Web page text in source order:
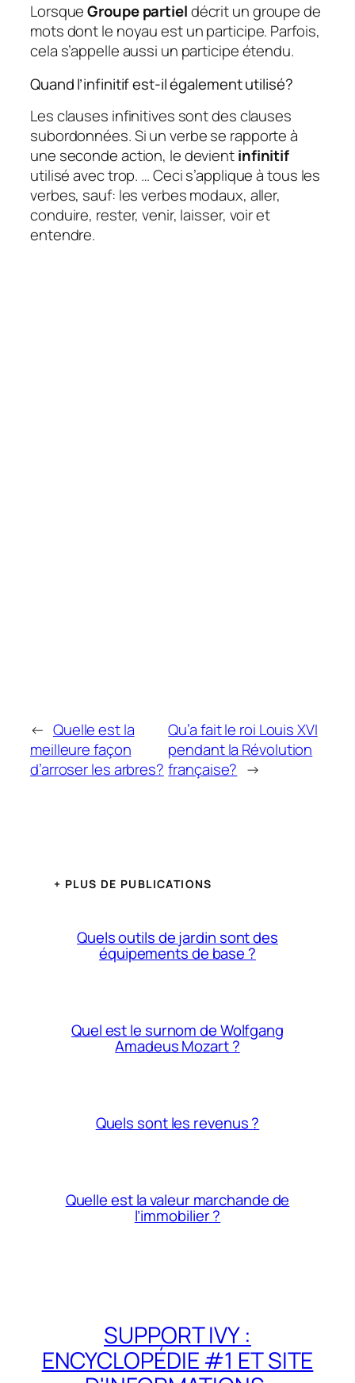
LorsqueGroupe partieldécrit un groupe de
mots dont le noyau est un participe. Parfois,
cela s’appelle aussi un participe étendu.
Quand l’infinitif est-il également utilisé?
Les clauses infinitives sont des clauses
subordonnées. Si un verbe se rapporte à
une seconde action, le devientinfinitif
utilisé avec trop. … Ceci s’applique à tous les
verbes, sauf: les verbes modaux, aller,
conduire, rester, venir, laisser, voir et
entendre.
← Quelle est la
meilleure façon
d’arroser les arbres?
Qu’a fait le roi Louis XVI
pendant la Révolution
française? →
+ PLUS DE PUBLICATIONS
Quels outils de jardin sont des
équipements de base ?
Quel est le surnom de Wolfgang
Amadeus Mozart ?
Quels sont les revenus ?
Quelle est la valeur marchande de
l’immobilier ?
SUPPORT IVY :
ENCYCLOPÉDIE #1 ET SITE